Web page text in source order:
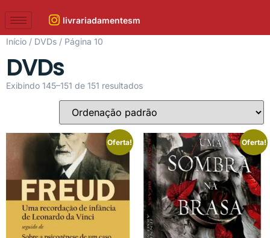
livrariadamentesm
Início / DVDs / Página 10
DVDs
Exibindo 145–151 de 151 resultados
Oferta! Oferta!